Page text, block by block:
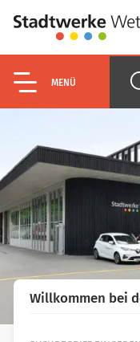
MENÜ
Willkommen bei